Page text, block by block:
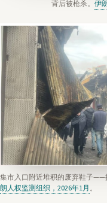
背后被枪杀。 伊
集市入口附近堆积的废弃鞋子——
朗人权监测组织，2026年1月。